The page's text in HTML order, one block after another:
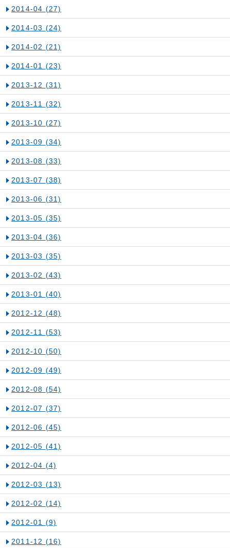
2014-04 (27)
2014-03 (24)
2014-02 (21)
2014-01 (23)
2013-12 (31)
2013-11 (32)
2013-10 (27)
2013-09 (34)
2013-08 (33)
2013-07 (38)
2013-06 (31)
2013-05 (35)
2013-04 (36)
2013-03 (35)
2013-02 (43)
2013-01 (40)
2012-12 (48)
2012-11 (53)
2012-10 (50)
2012-09 (49)
2012-08 (54)
2012-07 (37)
2012-06 (45)
2012-05 (41)
2012-04 (4)
2012-03 (13)
2012-02 (14)
2012-01 (9)
2011-12 (16)